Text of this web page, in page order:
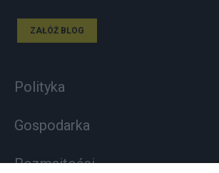
ZAŁÓŻ BLOG
Polityka
Gospodarka
Rozmaitości